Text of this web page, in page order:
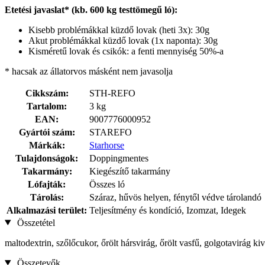
Etetési javaslat* (kb. 600 kg testtömegű ló):
Kisebb problémákkal küzdő lovak (heti 3x): 30g
Akut problémákkal küzdő lovak (1x naponta): 30g
Kisméretű lovak és csikók: a fenti mennyiség 50%-a
* hacsak az állatorvos másként nem javasolja
Cikkszám:
STH-REFO
Tartalom:
3 kg
EAN:
9007776000952
Gyártói szám:
STAREFO
Márkák:
Starhorse
Tulajdonságok:
Doppingmentes
Takarmány:
Kiegészítő takarmány
Lófajták:
Összes ló
Tárolás:
Száraz, hűvös helyen, fénytől védve tárolandó
Alkalmazási terület: Teljesítmény és kondíció, Izomzat, Idegek
Összetétel
maltodextrin, szőlőcukor, őrölt hársvirág, őrölt vasfű, golgotavirág
Összetevők